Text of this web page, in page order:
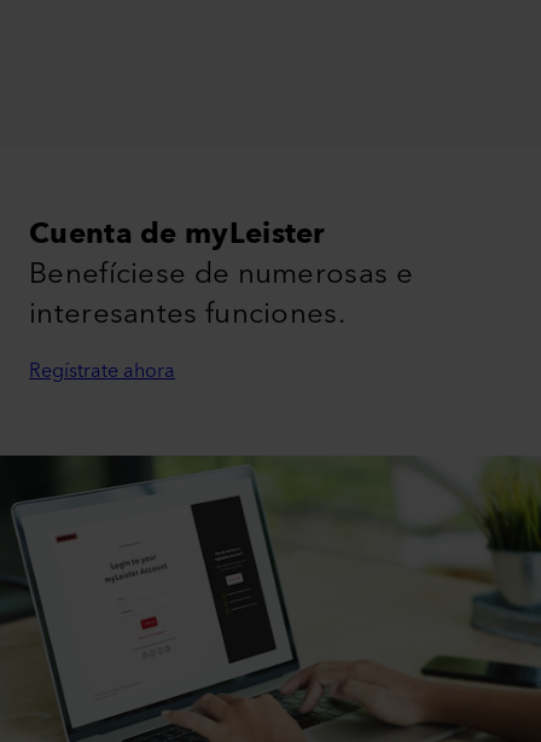
Cuenta de myLeister
Benefíciese de numerosas e
interesantes funciones.
Regístrate ahora